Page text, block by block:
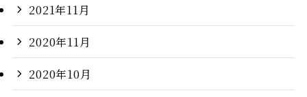
2021年11月
2020年11月
2020年10月